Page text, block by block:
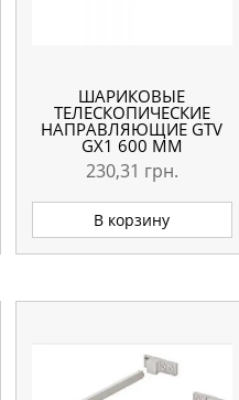
ШАРИКОВЫЕ
ТЕЛЕСКОПИЧЕСКИЕ
НАПРАВЛЯЮЩИЕ GTV
GX1 600 ММ
230,31 грн.
В корзину